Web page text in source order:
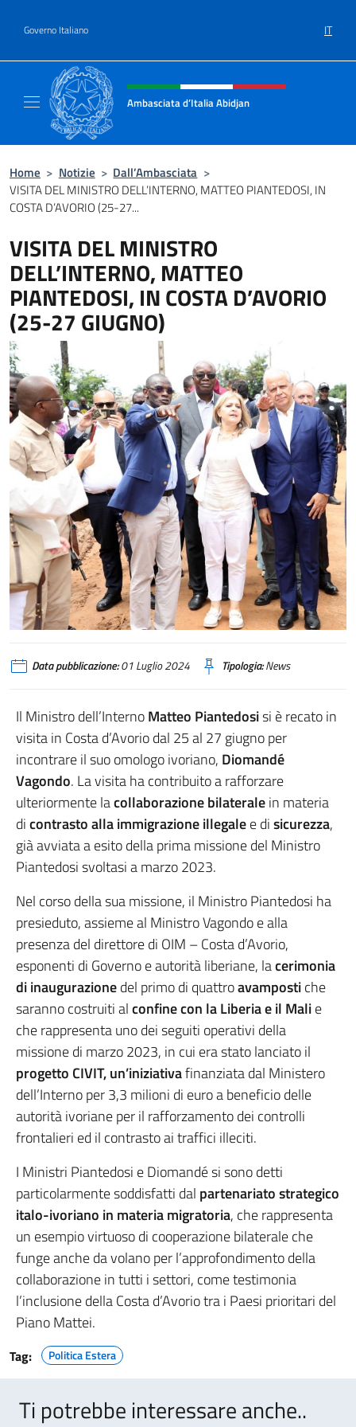
Governo Italiano IT
Intestazione sito, social e menù
Ambasciata d’Italia Abidjan
Home > Notizie > Dall’Ambasciata >
VISITA DEL MINISTRO DELL’INTERNO, MATTEO PIANTEDOSI, IN
COSTA D’AVORIO (25-27...
VISITA DEL MINISTRO
DELL’INTERNO, MATTEO
PIANTEDOSI, IN COSTA D’AVORIO
(25-27 GIUGNO)
Data pubblicazione:01 Luglio 2024 Tipologia:News
Il Ministro dell’InternoMatteo Piantedosisi è recato in
visita in Costa d’Avorio dal 25 al 27 giugno per
incontrare il suo omologo ivoriano, Diomandé
Vagondo. La visita ha contribuito a rafforzare
ulteriormente lacollaborazione bilateralein materia
dicontrasto alla immigrazione illegalee disicurezza,
già avviata a esito della prima missione del Ministro
Piantedosi svoltasi a marzo 2023.
Nel corso della sua missione, il Ministro Piantedosi ha
presieduto, assieme al Ministro Vagondo e alla
presenza del direttore di OIM – Costa d’Avorio,
esponenti di Governo e autorità liberiane, lacerimonia
di inaugurazionedel primo di quattroavampostiche
saranno costruiti alconfine con la Liberia e il Malie
che rappresenta uno dei seguiti operativi della
missione di marzo 2023, in cui era stato lanciato il
progetto CIVIT, un’iniziativafinanziata dal Ministero
dell’Interno per 3,3 milioni di euro a beneficio delle
autorità ivoriane per il rafforzamento dei controlli
frontalieri ed il contrasto ai traffici illeciti.
I Ministri Piantedosi e Diomandé si sono detti
particolarmente soddisfatti dal partenariato strategico
italo-ivoriano in materia migratoria, che rappresenta
un esempio virtuoso di cooperazione bilaterale che
funge anche da volano per l’approfondimento della
collaborazione in tutti i settori, come testimonia
l’inclusione della Costa d’Avorio tra i Paesi prioritari del
Piano Mattei.
Tag: Politica Estera
Ti potrebbe interessare anche..